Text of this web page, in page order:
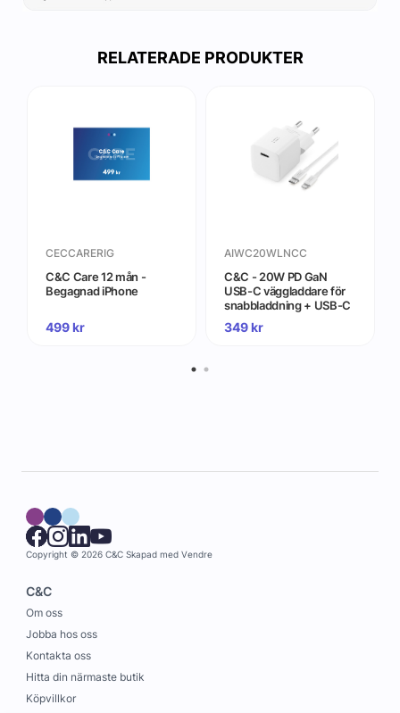
RELATERADE PRODUKTER
CECCARERIG
C&C Care 12 mån -
Begagnad iPhone
499kr
AIWC20WLNCC
C&C - 20W PD GaN
USB-C väggladdare för
snabbladdning + USB-C
- Lightning kabel 1m
349kr
Copyright © 2026 C&C Skapad med Vendre
C&C
Om oss
Jobba hos oss
Kontakta oss
Hitta din närmaste butik
Köpvillkor